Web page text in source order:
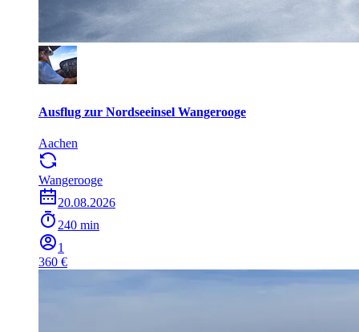
Ausflug zur Nordseeinsel Wangerooge
Aachen
Wangerooge
20.08.2026
240 min
1
360 €